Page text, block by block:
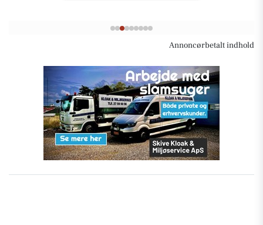
Annoncørbetalt indhold